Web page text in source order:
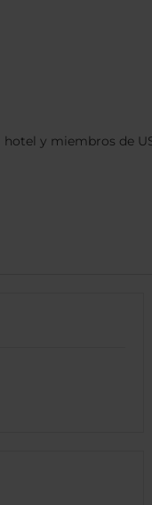
y miembros de